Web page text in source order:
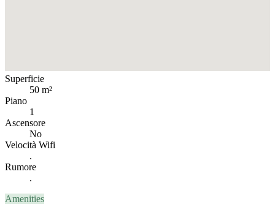
Superficie
50 m²
Piano
1
Ascensore
No
Velocità Wifi
.
Rumore
.
Amenities